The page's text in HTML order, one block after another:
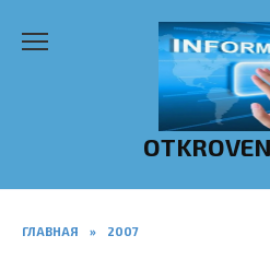
ГЛАВНАЯ » 2007